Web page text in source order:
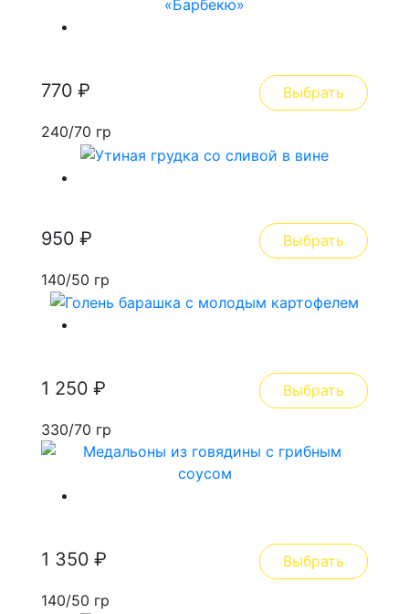
770 ₽ Выбрать
240/70 гр
950 ₽ Выбрать
140/50 гр
1 250 ₽ Выбрать
330/70 гр
1 350 ₽ Выбрать
140/50 гр